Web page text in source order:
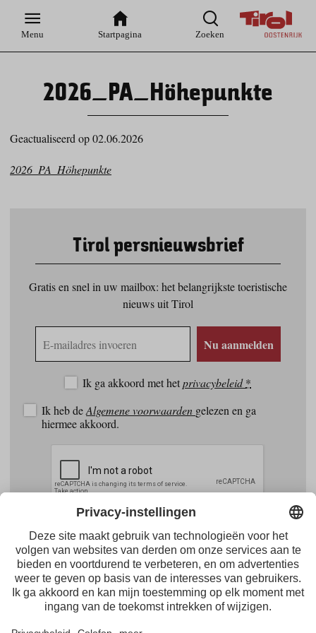
Hauptnavigation
Inhaltsbereich
Menu Startpagina Zoeken
2026_PA_Höhepunkte
Geactualiseerd op 02.06.2026
2026_PA_Höhepunkte
Tirol persnieuwsbrief
Gratis en snel in uw mailbox: het belangrijkste toeristische
nieuws uit Tirol
mailadres
Nu aanmelden
Ik ga akkoord met hetprivacybeleid*
Ik heb deAlgemene voorwaarden gelezen en ga
hiermee akkoord.
FacebookYoutubeInstagramPinterestFeed